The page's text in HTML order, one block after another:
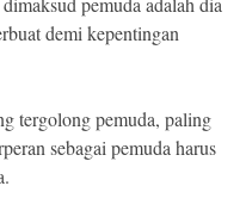
demi kepentingan
tergolong pemuda, paling
sebagai pemuda harus